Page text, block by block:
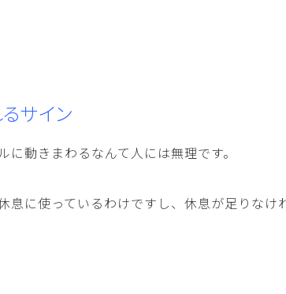
サイン
動きまわるなんて人には無理です。
息に使っているわけですし、休息が足りなけ